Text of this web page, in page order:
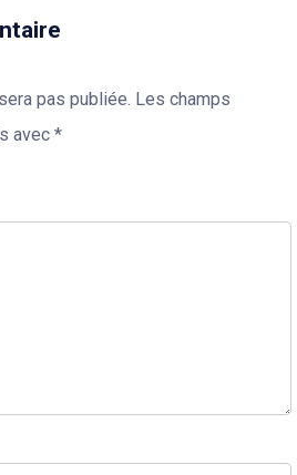
pas publiée. Les champs
avec *